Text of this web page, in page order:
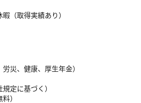
（取得実績あり）
災、健康、厚生年金）
定に基づく）
）